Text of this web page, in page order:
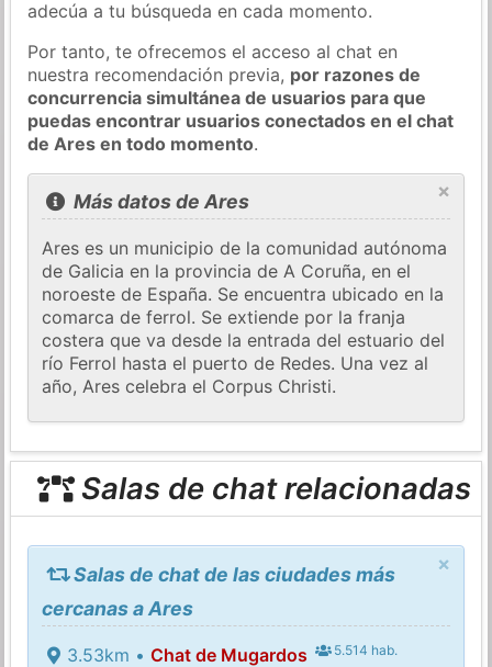
adecúa a tu búsqueda en cada momento.
Por tanto, te ofrecemos el acceso al chat en
nuestra recomendación previa, por razones de
concurrencia simultánea de usuarios para que
puedas encontrar usuarios conectados en el chat
de Ares en todo momento.
×
Más datos de Ares
Ares es un municipio de la comunidad autónoma
de Galicia en la provincia de A Coruña, en el
noroeste de España. Se encuentra ubicado en la
comarca de ferrol. Se extiende por la franja
costera que va desde la entrada del estuario del
río Ferrol hasta el puerto de Redes. Una vez al
año, Ares celebra el Corpus Christi.
Salas de chat relacionadas
×
Salas de chat de las ciudades más
cercanas a Ares
3.53km • Chat de Mugardos 5.514 hab.